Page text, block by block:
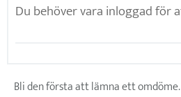
Bli den första att lämna ett omdöme.